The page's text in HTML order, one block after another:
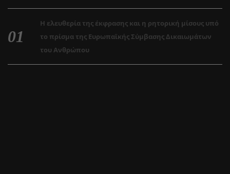
Η ελευθερία της έκφρασης και η ρητορική μίσους υπό
το πρίσμα της Ευρωπαϊκής Σύμβασης Δικαιωμάτων
του Ανθρώπου